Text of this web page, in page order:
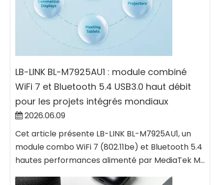
LB-LINK BL-M7925AU1 : module combiné
WiFi 7 et Bluetooth 5.4 USB3.0 haut débit
pour les projets intégrés mondiaux
2026.06.09
Cet article présente LB-LINK BL-M7925AU1, un
module combo WiFi 7 (802.11be) et Bluetooth 5.4
hautes performances alimenté par MediaTek M...